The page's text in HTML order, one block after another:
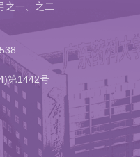
之一、之二
第1442号